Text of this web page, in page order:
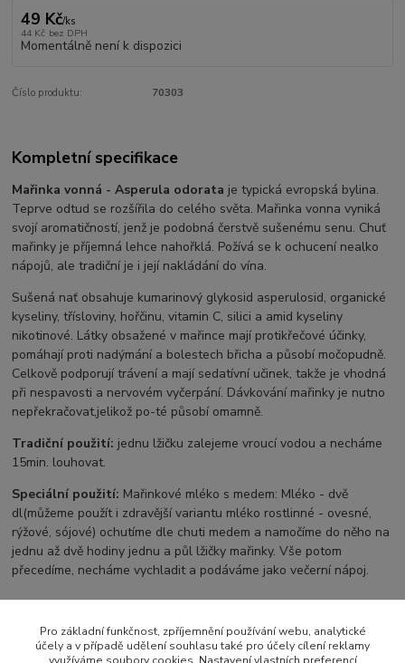
49 Kč/ks
44 Kč bez DPH
Momentálně není k dispozici
Číslo produktu: 70303
Kompletní specifikace
Mařinka vonná - Asperula odorata je typická evropská bylina.
Teprve odtud se rozšířila do celého světa. Mařinka vonna vyniká
svojí aromatičností, jenž je podobná čerstvě sušenému senu. Chuť
mařinky je příjemná lehce nahořklá. Požívá se k ochucení nealko
nápojů, ale tradiční je i její nakládání do vína.
Sušená nať obsahuje kumarinový glykosid asperulosid, organické
kyseliny, třísloviny, hořčinu, vitamin C, silici a amid kyseliny
nikotinové. Látky obsažené v mařince mají protikřečové účinky,
pomáhají proti nadýmání a bolestech břicha a působí močopudně.
Celkově podporují trávení a mají sedatívní učinek, takže je vhodná
při nespavosti a nervovém vyčerpání. Dávkování mařinky je nutno
nepřekračovat,jelikož po-té působí omamně.
Tradiční použití: jednu lžičku zalejeme vroucí vodou a necháme
15min. louhovat.
Speciální použití: Mařinkové mléko s medem: Mléko - dvě
dl(můžeme použít i zdravější variantu mléko rostlinné - ovesné,
rýžové, sójové) ochutíme dle chuti medem a namočíme do něho na
jednu až dvě hodiny jednu a půl lžičky mařinky. Vše potom
přecedíme, necháme vychladit a podáváme jako večerní nápoj.
Zboží zařazeno v kategoriích
Pro základní funkčnost, zpříjemnění používání webu, analytické
účely a v případě udělení souhlasu také pro účely cílení reklamy